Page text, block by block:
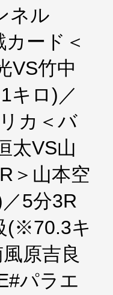
ネル
ード＜
VS竹中
キロ)／
カ＜バ
太VS山
＞山本空
5分3R
(※70.3キ
原吉良
パラエ